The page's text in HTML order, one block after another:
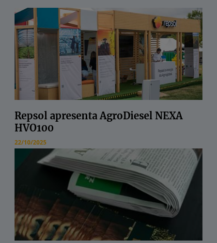
Repsol apresenta AgroDiesel NEXA
HVO100
22/10/2025